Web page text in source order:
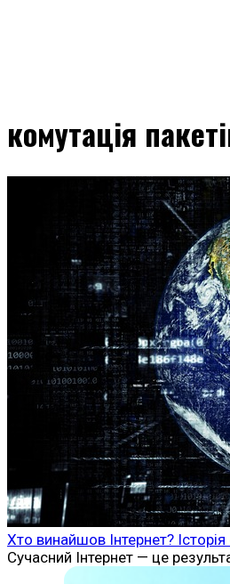
комутація
Хто винайшов Інтернет?
Сучасний Інтернет — це